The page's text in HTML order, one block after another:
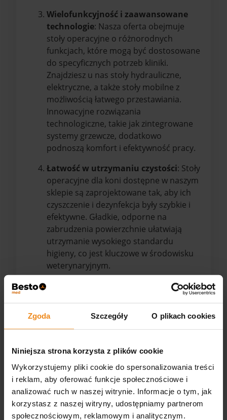
Zgoda Szczegóły O plikach cookies
Niniejsza strona korzysta z plików cookie
Wykorzystujemy pliki cookie do spersonalizowania treści
i reklam, aby oferować funkcje społecznościowe i
analizować ruch w naszej witrynie. Informacje o tym, jak
korzystasz z naszej witryny, udostępniamy partnerom
społecznościowym, reklamowym i analitycznym.
Wielofunkcyjność i zaawansowane
technologie: Nasza oferta obejmuje
stoły operacyjne o różnorodnych
funkcjach, które mogą być dostosowane
do specyficznych potrzeb kliniki.
Znajdziesz u nas stoły hydrauliczne,
elektryczne, a także stoły mobilne z
możliwością łatwego przestawiania.
Innowacyjne rozwiązania
technologiczne, takie jak zintegrowane
systemy grzewcze, dodatkowo
podnoszą komfort i efektywność pracy.
Łatwość w utrzymaniu czystości: Stoły
operacyjne dla koni dostępne w naszym
sklepie są zaprojektowane tak, aby ich
czyszczenie i dezynfekcja były szybkie i
efektywne. Gładkie, odporne na
zabrudzenia powierzchnie ułatwiają
utrzymanie wysokiego standardu
higieny, co jest kluczowe w środowisku
weterynaryjnym.
W ofercie Bestomed znajdują się
stoły chirurgiczne dla koni
, w tym modele
IIoraz
, zaprojektowane z myślą o
chirurgicznych, diagnostycznych i
terapeutycznych u koni.